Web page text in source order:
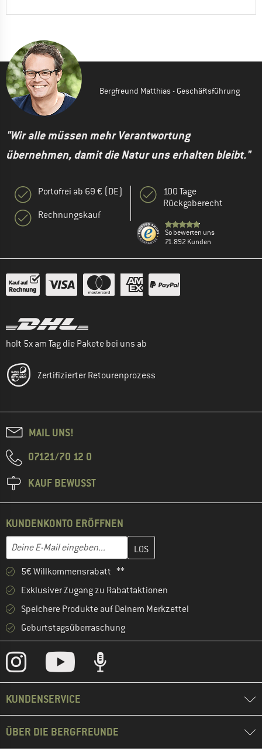
Bergfreund Matthias - Geschäftsführung
"Wir alle müssen mehr Verantwortung
übernehmen, damit die Natur uns erhalten bleibt."
Portofrei ab 69 € (DE)
Rechnungskauf
100 Tage
Rückgaberecht
So bewerten uns
71.892 Kunden
holt 5x am Tag die Pakete bei uns ab
Zertifizierter Retourenprozess
MAIL UNS!
07121/70 12 0
KAUF BEWUSST
KUNDENKONTO ERÖFFNEN
E-Mail-Adresse
Gib hier deine E-Mail-Adresse ein und erstelle im nächsten
5€ Willkommensrabatt **
Exklusiver Zugang zu Rabattaktionen
Speichere Produkte auf Deinem Merkzettel
Geburtstagsüberraschung
KUNDENSERVICE
ÜBER DIE BERGFREUNDE